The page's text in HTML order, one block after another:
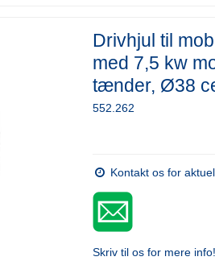
Drivhjul til
med 7,5 kw
tænder, Ø38
552.262
Kontakt os for
Skriv til os for mere info!